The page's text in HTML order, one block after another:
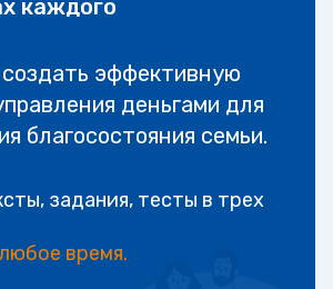
каждого
эффективную
деньгами для
благосостояния семьи.
задания, тесты в трех
время.